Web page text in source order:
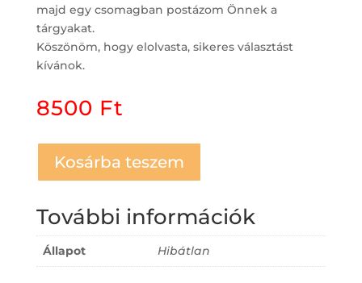
majd egy csomagban postázom Önnek a
tárgyakat.
Köszönöm, hogy elolvasta, sikeres választást
kívánok.
8500 Ft
Kosárba teszem
További információk
Állapot Hibátlan